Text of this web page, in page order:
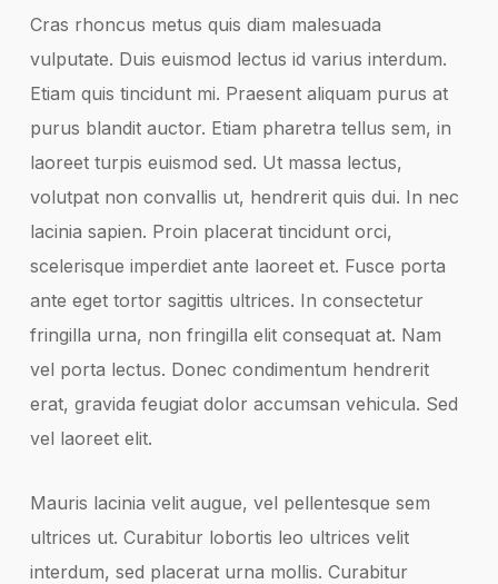
Cras rhoncus metus quis diam malesuada
vulputate. Duis euismod lectus id varius interdum.
Etiam quis tincidunt mi. Praesent aliquam purus at
purus blandit auctor. Etiam pharetra tellus sem, in
laoreet turpis euismod sed. Ut massa lectus,
volutpat non convallis ut, hendrerit quis dui. In nec
lacinia sapien. Proin placerat tincidunt orci,
scelerisque imperdiet ante laoreet et. Fusce porta
ante eget tortor sagittis ultrices. In consectetur
fringilla urna, non fringilla elit consequat at. Nam
vel porta lectus. Donec condimentum hendrerit
erat, gravida feugiat dolor accumsan vehicula. Sed
vel laoreet elit.
Mauris lacinia velit augue, vel pellentesque sem
ultrices ut. Curabitur lobortis leo ultrices velit
interdum, sed placerat urna mollis. Curabitur